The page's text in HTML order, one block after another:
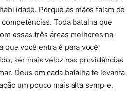
Porque as mãos falam de
Toda batalha que
essas três áreas melhores na
que você entra é para você
ser mais veloz nas providências
Deus em cada batalha te levanta
um pouco mais alta sempre.